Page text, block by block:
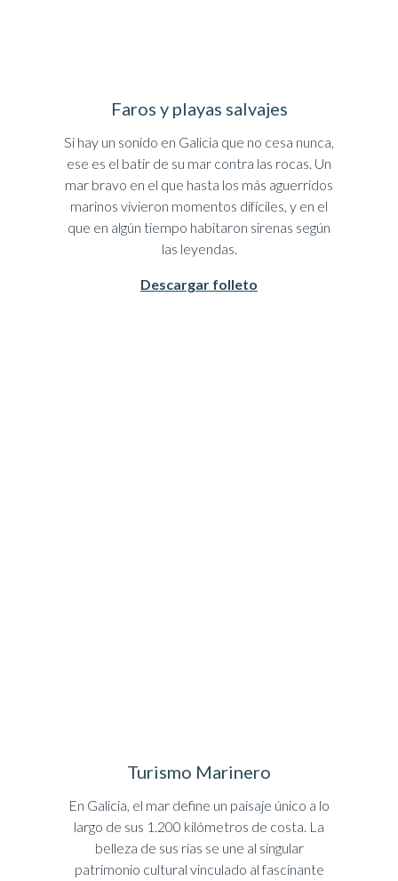
Faros y playas salvajes
Si hay un sonido en Galicia que no cesa nunca,
ese es el batir de su mar contra las rocas. Un
mar bravo en el que hasta los más aguerridos
marinos vivieron momentos difíciles, y en el
que en algún tiempo habitaron sirenas según
las leyendas.
Descargar folleto
Turismo Marinero
En Galicia, el mar define un paisaje único a lo
largo de sus 1.200 kilómetros de costa. La
belleza de sus rías se une al singular
patrimonio cultural vinculado al fascinante